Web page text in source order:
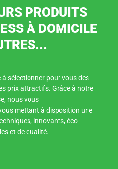
PRODUITS
À DOMICILE
sélectionner pour vous des
prix attractifs. Grâce à notre
nous vous
mettant à disposition une
innovants, éco-
et de qualité.